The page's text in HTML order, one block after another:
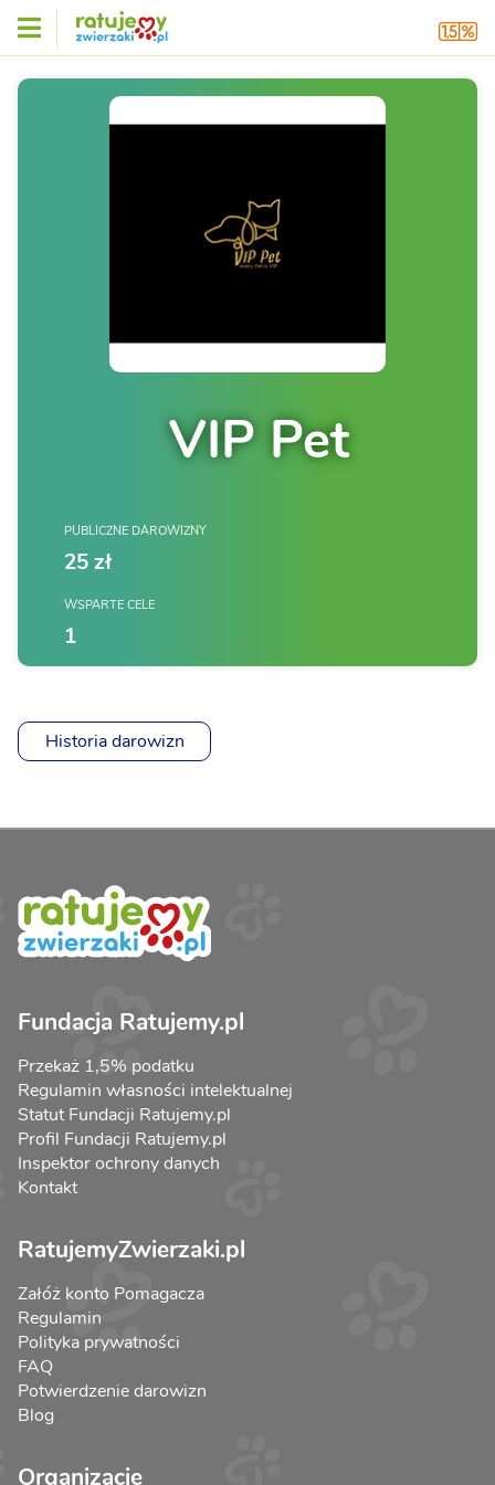
VIP Pet
PUBLICZNE DAROWIZNY
25 zł
WSPARTE CELE
1
Historia darowizn
Fundacja Ratujemy.pl
Przekaż 1,5% podatku
Regulamin własności intelektualnej
Statut Fundacji Ratujemy.pl
Profil Fundacji Ratujemy.pl
Inspektor ochrony danych
Kontakt
RatujemyZwierzaki.pl
Załóż konto Pomagacza
Regulamin
Polityka prywatności
FAQ
Potwierdzenie darowizn
Blog
Organizacje